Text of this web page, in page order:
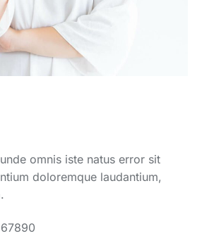
omnis iste natus error sit
doloremque laudantium,